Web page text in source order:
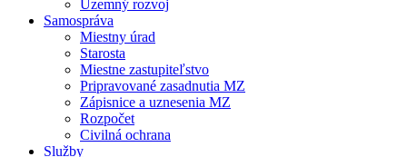
Územný rozvoj
Samospráva
Miestny úrad
Starosta
Miestne zastupiteľstvo
Pripravované zasadnutia MZ
Zápisnice a uznesenia MZ
Rozpočet
Civilná ochrana
Služby